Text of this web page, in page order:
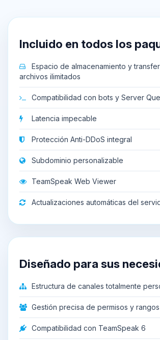
Incluido en todos los
Espacio de almacenamiento y
archivos ilimitados
Compatibilidad con bots y Server
Latencia impecable
Protección Anti-DDoS integral
Subdominio personalizable
TeamSpeak Web Viewer
Actualizaciones automáticas del
Diseñado para sus
Estructura de canales totalmente
Gestión precisa de permisos y rangos
Compatibilidad con TeamSpeak 6